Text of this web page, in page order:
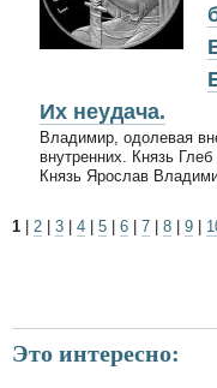
Их неудача.
Владимир, одолевая
внутренних. Князь
Князь Ярослав
1
2 3 4 5 6 7 8 9
Это интересно: